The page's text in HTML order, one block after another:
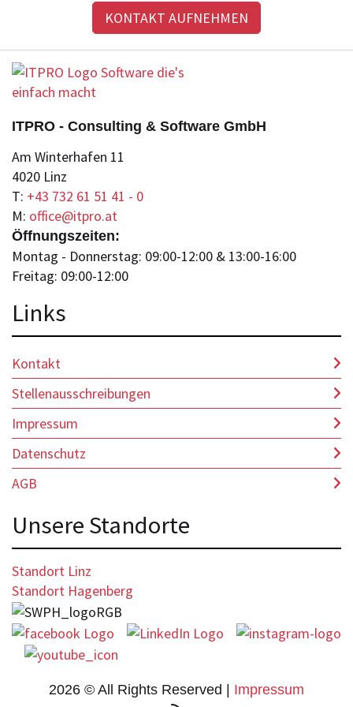
KONTAKT AUFNEHMEN
ITPRO - Consulting & Software GmbH
Am Winterhafen 11
4020 Linz
T: +43 732 61 51 41 - 0
M: office@itpro.at
Öffnungszeiten:
Montag - Donnerstag: 09:00-12:00 & 13:00-16:00
Freitag: 09:00-12:00
Links
Kontakt
Stellenausschreibungen
Impressum
Datenschutz
AGB
Unsere Standorte
Standort Linz
Standort Hagenberg
2026 © All Rights Reserved Impressum